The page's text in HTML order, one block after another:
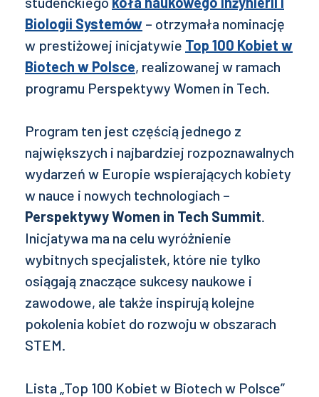
Biologii Systemów – otrzymała nominację
w prestiżowej inicjatywie Top 100 Kobiet w
Biotech w Polsce, realizowanej w ramach
programu Perspektywy Women in Tech.
Program ten jest częścią jednego z
największych i najbardziej rozpoznawalnych
wydarzeń w Europie wspierających kobiety
w nauce i nowych technologiach –
Perspektywy Women in Tech Summit.
Inicjatywa ma na celu wyróżnienie
wybitnych specjalistek, które nie tylko
osiągają znaczące sukcesy naukowe i
zawodowe, ale także inspirują kolejne
pokolenia kobiet do rozwoju w obszarach
STEM.
Lista „Top 100 Kobiet w Biotech w Polsce”